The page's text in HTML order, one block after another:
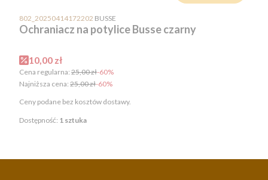
802_20250414172202 PRODUCENT
BUSSE
Ochraniacz na potylice Busse czarny
Cena promocyjna
10,00 zł
Cena regularna: 25,00 zł-60%
Najniższa cena: 25,00 zł-60%
Ceny podane bez kosztów dostawy.
Dostępność: 1 sztuka